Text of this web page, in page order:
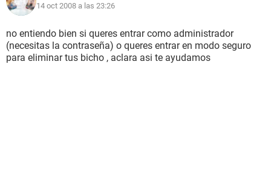
14 oct 2008 a las 23:26
no entiendo bien si queres entrar como administrador
(necesitas la contraseña) o queres entrar en modo seguro
para eliminar tus bicho , aclara asi te ayudamos